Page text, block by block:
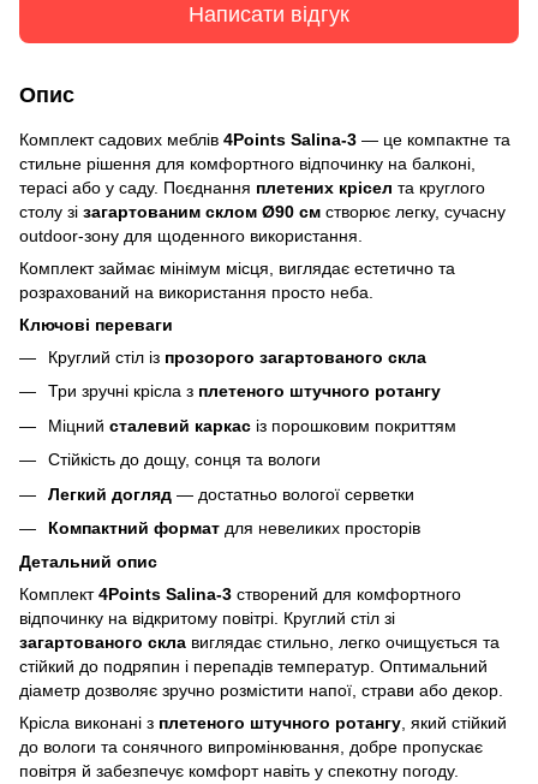
Написати відгук
Опис
Комплект садових меблів 4Points Salina-3 — це компактне та
стильне рішення для комфортного відпочинку на балконі,
терасі або у саду. Поєднання плетених крісел та круглого
столу зі загартованим склом Ø90 см створює легку, сучасну
outdoor-зону для щоденного використання.
Комплект займає мінімум місця, виглядає естетично та
розрахований на використання просто неба.
Ключові переваги
Круглий стіл із прозорого загартованого скла
Три зручні крісла з плетеного штучного ротангу
Міцний сталевий каркас із порошковим покриттям
Стійкість до дощу, сонця та вологи
Легкий догляд — достатньо вологої серветки
Компактний формат для невеликих просторів
Детальний опис
Комплект4Points Salina-3 створений для комфортного
відпочинку на відкритому повітрі. Круглий стіл зі
загартованого скла виглядає стильно, легко очищується та
стійкий до подряпин і перепадів температур. Оптимальний
діаметр дозволяє зручно розмістити напої, страви або декор.
Крісла виконані з плетеного штучного ротангу, який стійкий
до вологи та сонячного випромінювання, добре пропускає
повітря й забезпечує комфорт навіть у спекотну погоду.